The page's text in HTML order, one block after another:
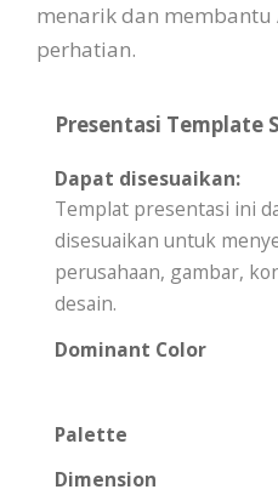
menarik dan
perhatian.
Presentasi Template
Dapat disesuaikan:
Templat presentasi ini
disesuaikan untuk
perusahaan, gambar,
desain.
Dominant Color
Palette
Dimension